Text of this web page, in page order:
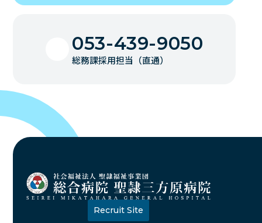
053-439-9050
総務課採用担当（直通）
Recruit Site